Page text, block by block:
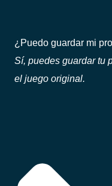
¿Puedo guardar mi
Sí, puedes guardar tu
el juego original.